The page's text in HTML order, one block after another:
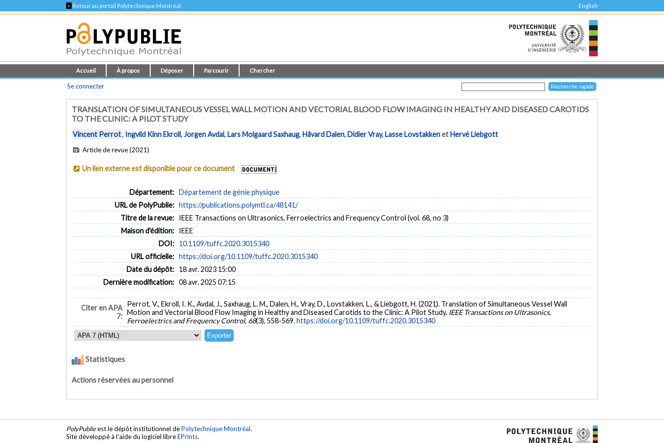
< Retour au portail Polytechnique Montréal English
Accueil À propos Déposer Parcourir Chercher
Se connecter
TRANSLATION OF SIMULTANEOUS VESSEL WALL MOTION AND VECTORIAL BLOOD FLOW IMAGING IN HEALTHY AND DISEASED CAROTIDS
TO THE CLINIC: A PILOT STUDY
Vincent Perrot, Ingvild Kinn Ekroll,Jorgen Avdal,Lars Molgaard Saxhaug,Håvard Dalen,Didier Vray,Lasse LovstakkenetHervé Liebgott
Article de revue (2021)
Un lien externe est disponible pour ce document
Département: Département de génie physique
URL de PolyPublie: https://publications.polymtl.ca/48141/
Titre de la revue: IEEE Transactions on Ultrasonics, Ferroelectrics and Frequency Control (vol. 68, no 3)
Maison d'édition: IEEE
DOI: 10.1109/tuffc.2020.3015340
URL officielle: https://doi.org/10.1109/tuffc.2020.3015340
Date du dépôt: 18 avr. 2023 15:00
Dernière modification: 08 avr. 2025 07:15
Citer en APA
7:
Perrot, V., Ekroll, I. K., Avdal, J., Saxhaug, L. M., Dalen, H., Vray, D., Lovstakken, L., & Liebgott, H. (2021). Translation of Simultaneous Vessel Wall
Motion and Vectorial Blood Flow Imaging in Healthy and Diseased Carotids to the Clinic: A Pilot Study. IEEE Transactions on Ultrasonics,
Ferroelectrics and Frequency Control, 68(3), 558-569.https://doi.org/10.1109/tuffc.2020.3015340
Statistiques
Actions réservées au personnel
PolyPublieest le dépôt institutionnel dePolytechnique Montréal.
Site développé à l'aide du logiciel libreEPrints.